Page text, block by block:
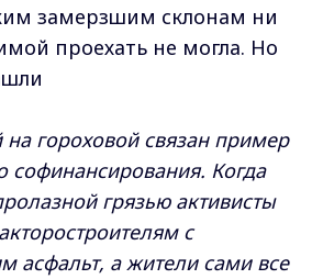
замерзшим склонам ни
проехать не могла. Но
на гороховой связан пример
софинансирования. Когда
грязью активисты
с
асфальт, а жители сами все